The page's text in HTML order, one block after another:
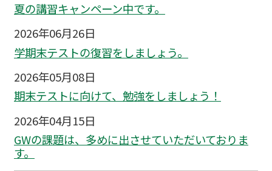
夏の講習キャンペーン中です。
2026年06月26日
学期末テストの復習をしましょう。
2026年05月08日
期末テストに向けて、勉強をしましょう！
2026年04月15日
GWの課題は、多めに出させていただいておりま
す。